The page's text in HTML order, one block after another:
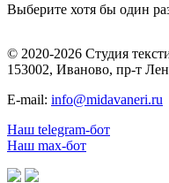
Выберите хотя бы один
© 2020-2026 Студия
153002, Иваново, пр-т
E-mail: info@midavaneri.ru
Наш telegram-бот
Наш max-бот